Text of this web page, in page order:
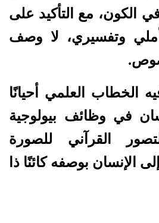
الكون، مع التأكيد على
وتفسيري، لا وصف
الخطاب العلمي أحيانًا
في وظائف بيولوجية
القرآني للصورة
إلى الإنسان بوصفه كائنًا ذا